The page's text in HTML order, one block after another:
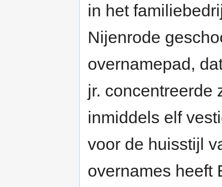
in het
Nijenrode
overnamepad,
jr. concentreerde
inmiddels elf
voor de huisstijl
overnames heeft